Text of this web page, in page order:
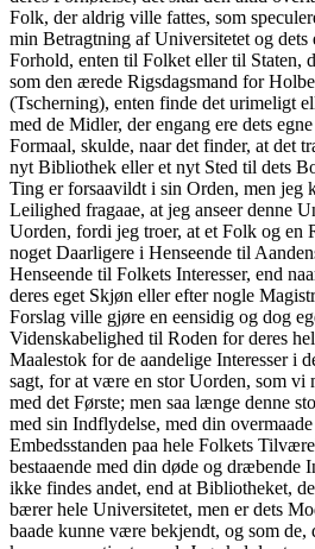
Folk, der aldrig ville fattes, som
min Betragtning af Universitetet og
Forhold, enten til Folket eller til Staten,
som den ærede Rigsdagsmand for
(Tscherning), enten finde det urimeligt
med de Midler, der engang ere dets
Formaal, skulde, naar det finder, at det
nyt Bibliothek eller et nyt Sted til dets
Ting er forsaavildt i sin Orden, men jeg
Leilighed fragaae, at jeg anseer denne
Uorden, fordi jeg troer, at et Folk og en
noget Daarligere i Henseende til
Henseende til Folkets Interesser, end
deres eget Skjøn eller efter nogle
Forslag ville gjøre en eensidig og dog
Videnskabelighed til Roden for deres
Maalestok for de aandelige Interesser i
sagt, for at være en stor Uorden, som vi
med det Første; men saa længe denne
med sin Indflydelse, med din
Embedsstanden paa hele Folkets
bestaaende med din døde og dræbende
ikke findes andet, end at Bibliotheket,
bærer hele Universitetet, men er dets
baade kunne være bekjendt, og som de,